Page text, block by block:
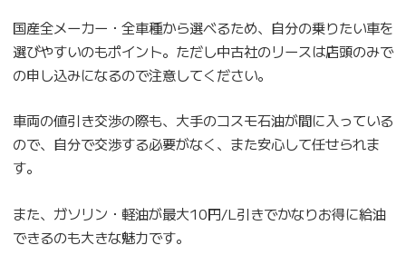
国産全メーカー・全車種から選べるため、自分の乗りたい車を
選びやすいのもポイント。ただし中古社のリースは店頭のみで
の申し込みになるので注意してください。
車両の値引き交渉の際も、大手のコスモ石油が間に入っている
ので、自分で交渉する必要がなく、また安心して任せられま
す。
また、ガソリン・軽油が最大10円/L引きでかなりお得に給油
できるのも大きな魅力です。